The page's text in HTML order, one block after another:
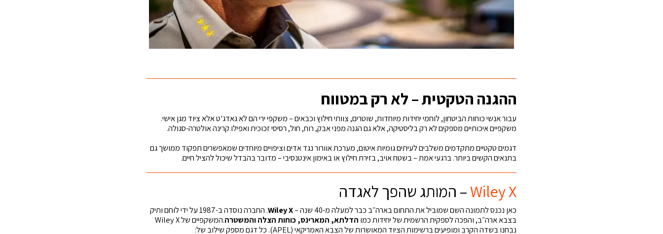
ההגנה הטקטית – לא רק במטווח
עבור אנשי כוחות הביטחון, לוחמי יחידות מיוחדות, שוטרים, צוותי חילוץ וכבאים – משקפי ירי הם לא גאדג'ט אלא ציוד מגן אישי.
משקפיים איכותיים מספקים לא רק בליסטיקה, אלא גם הגנה מפני אבק, רוח, חול, רסיסי זכוכית ואפילו קרינה אולטרה-סגולה.
דגמים טקטיים מתקדמים משלבים לעיתים גומיות איטום, מערכת אוורור נגד אדים וציפויים מיוחדים שמאפשרים תפקוד ממושך גם
בתנאים הקשים ביותר. ברגעי אמת – בשטח אויב, בזירת חילוץ או באימון אינטנסיבי – מדובר בהבדל שיכול להציל חיים.
Wiley X– המותג שהפך לאגדה
כאן נכנס לתמונה השם שמוביל את התחום בארה״ב כבר למעלה מ-40 שנה – Wiley X
. החברה נוסדה ב-1987 על ידי לוחם ותיק
בצבא ארה״ב, והפכה לספקית הרשמית של יחידות כמו הדלתא, המארינס, כוחות הצלה והמשטרה
.המשקפיים של Wiley X
נבחנו בשדה הקרב ומופיעים ברשימות הציוד המאושרות של הצבא האמריקאי (APEL). כל דגם מספק שילוב של: